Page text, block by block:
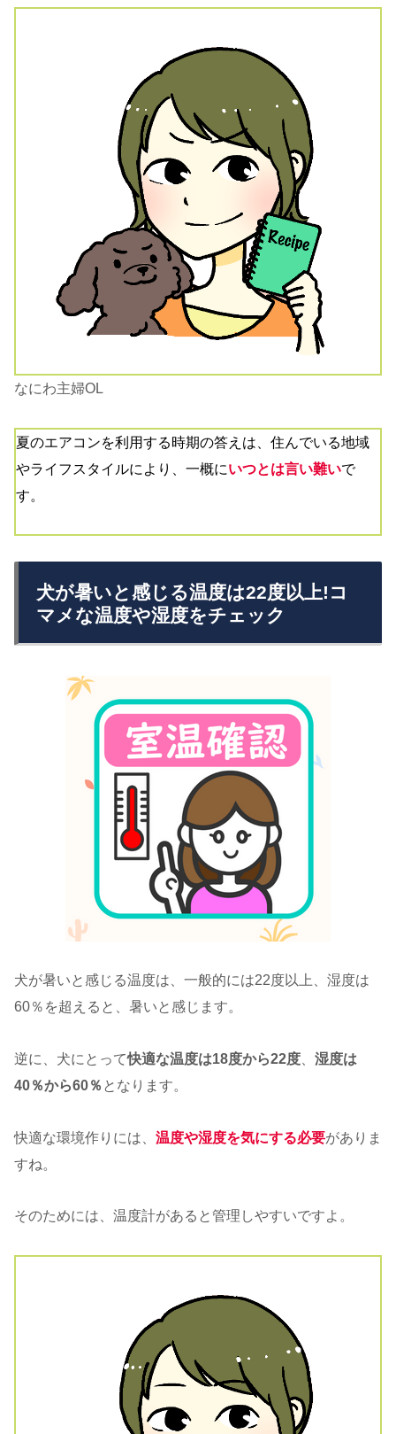
なにわ主婦OL
夏のエアコンを利用する時期の答えは、住んでいる地域
やライフスタイルにより、一概にいつとは言い難いで
す。
犬が暑いと感じる温度は22度以上!コ
マメな温度や湿度をチェック
犬が暑いと感じる温度は、一般的には22度以上、湿度は
60％を超えると、暑いと感じます。
逆に、犬にとって快適な温度は18度から22度
湿度は
40％から60％ となります。
快適な環境作りには、 温度や湿度を気にする必要がありま
すね。
そのためには、温度計があると管理しやすいですよ。